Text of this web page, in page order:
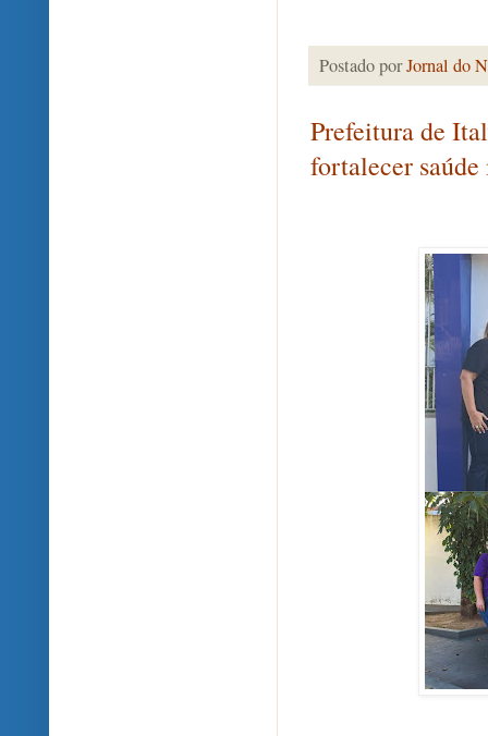
Postado porJornal do
Prefeitura de
fortalecer